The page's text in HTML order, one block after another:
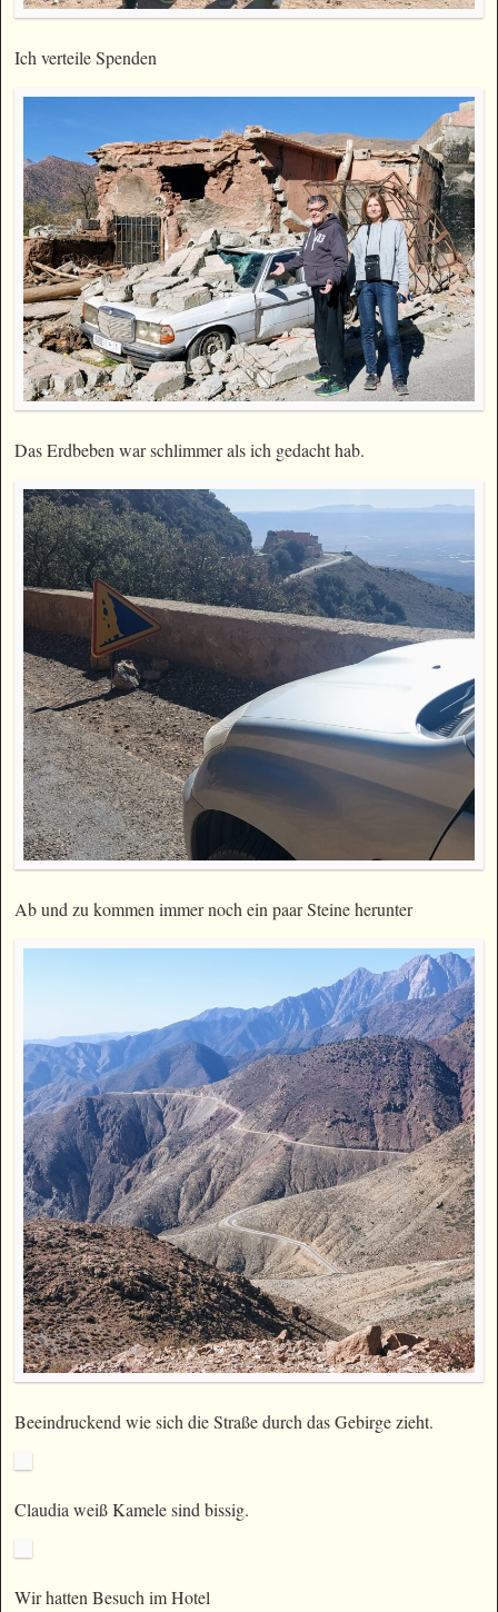
Ich verteile Spenden
Das Erdbeben war schlimmer als ich gedacht hab.
Ab und zu kommen immer noch ein paar Steine herunter
Beeindruckend wie sich die Straße durch das Gebirge zieht.
Claudia weiß Kamele sind bissig.
Wir hatten Besuch im Hotel